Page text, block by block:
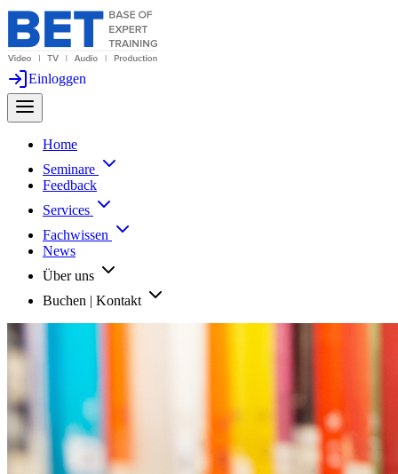
Einloggen
Home
Seminare
Feedback
Services
Fachwissen
News
Über uns
Buchen | Kontakt